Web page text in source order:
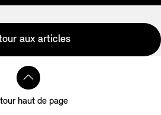
aux articles
haut de page